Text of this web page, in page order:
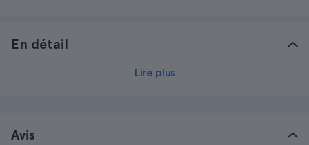
En détail
Lire plus
Avis